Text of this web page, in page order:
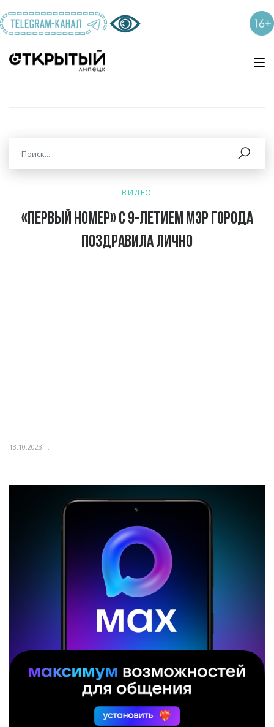
ВИДЕО
«Первый номер» с 9-летием мэр города
поздравила лично
13.10.2023 Г.